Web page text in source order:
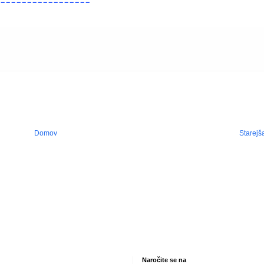
Domov
Naročite se na